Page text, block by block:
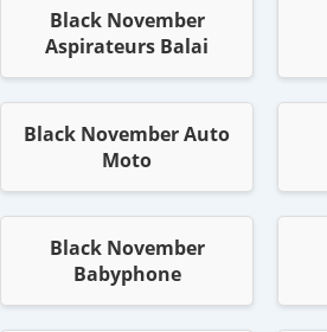
Black November
Aspirateurs Balai
Black November Auto
Moto
Black November
Babyphone